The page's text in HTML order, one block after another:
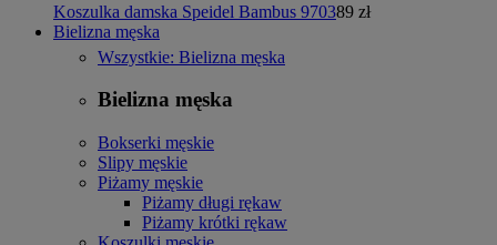
Koszulka damska Speidel Bambus 970389 zł
Bielizna męska
Wszystkie: Bielizna męska
Bielizna męska
Bokserki męskie
Slipy męskie
Piżamy męskie
Piżamy długi rękaw
Piżamy krótki rękaw